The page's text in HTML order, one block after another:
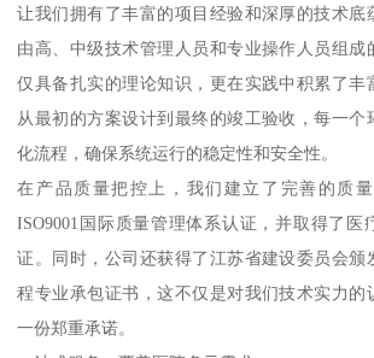
让我们拥有了丰富的项目经验和深厚的技术底
由高、中级技术管理人员和专业操作人员组成
仅具备扎实的理论知识，更在实践中积累了丰
从最初的方案设计到最终的竣工验收，每一个
化流程，确保系统运行的稳定性和安全性。
在产品质量把控上，我们建立了完善的质
ISO9001国际质量管理体系认证，并取得了医
证。同时，公司还获得了江苏省建设委员会颁
程专业承包证书，这不仅是对我们技术实力的
一份郑重承诺。